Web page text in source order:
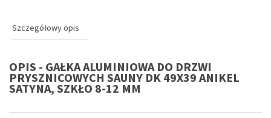
Szczegółowy opis
OPIS - GAŁKA ALUMINIOWA DO DRZWI
PRYSZNICOWYCH SAUNY DK 49X39 ANIKEL
SATYNA, SZKŁO 8-12 MM